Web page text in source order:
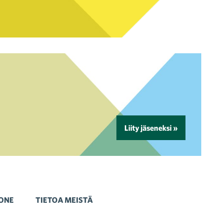
Liity jäseneksi »
TIETOA MEISTÄ